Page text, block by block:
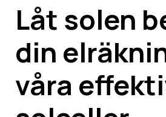
Låt solen
din
våra